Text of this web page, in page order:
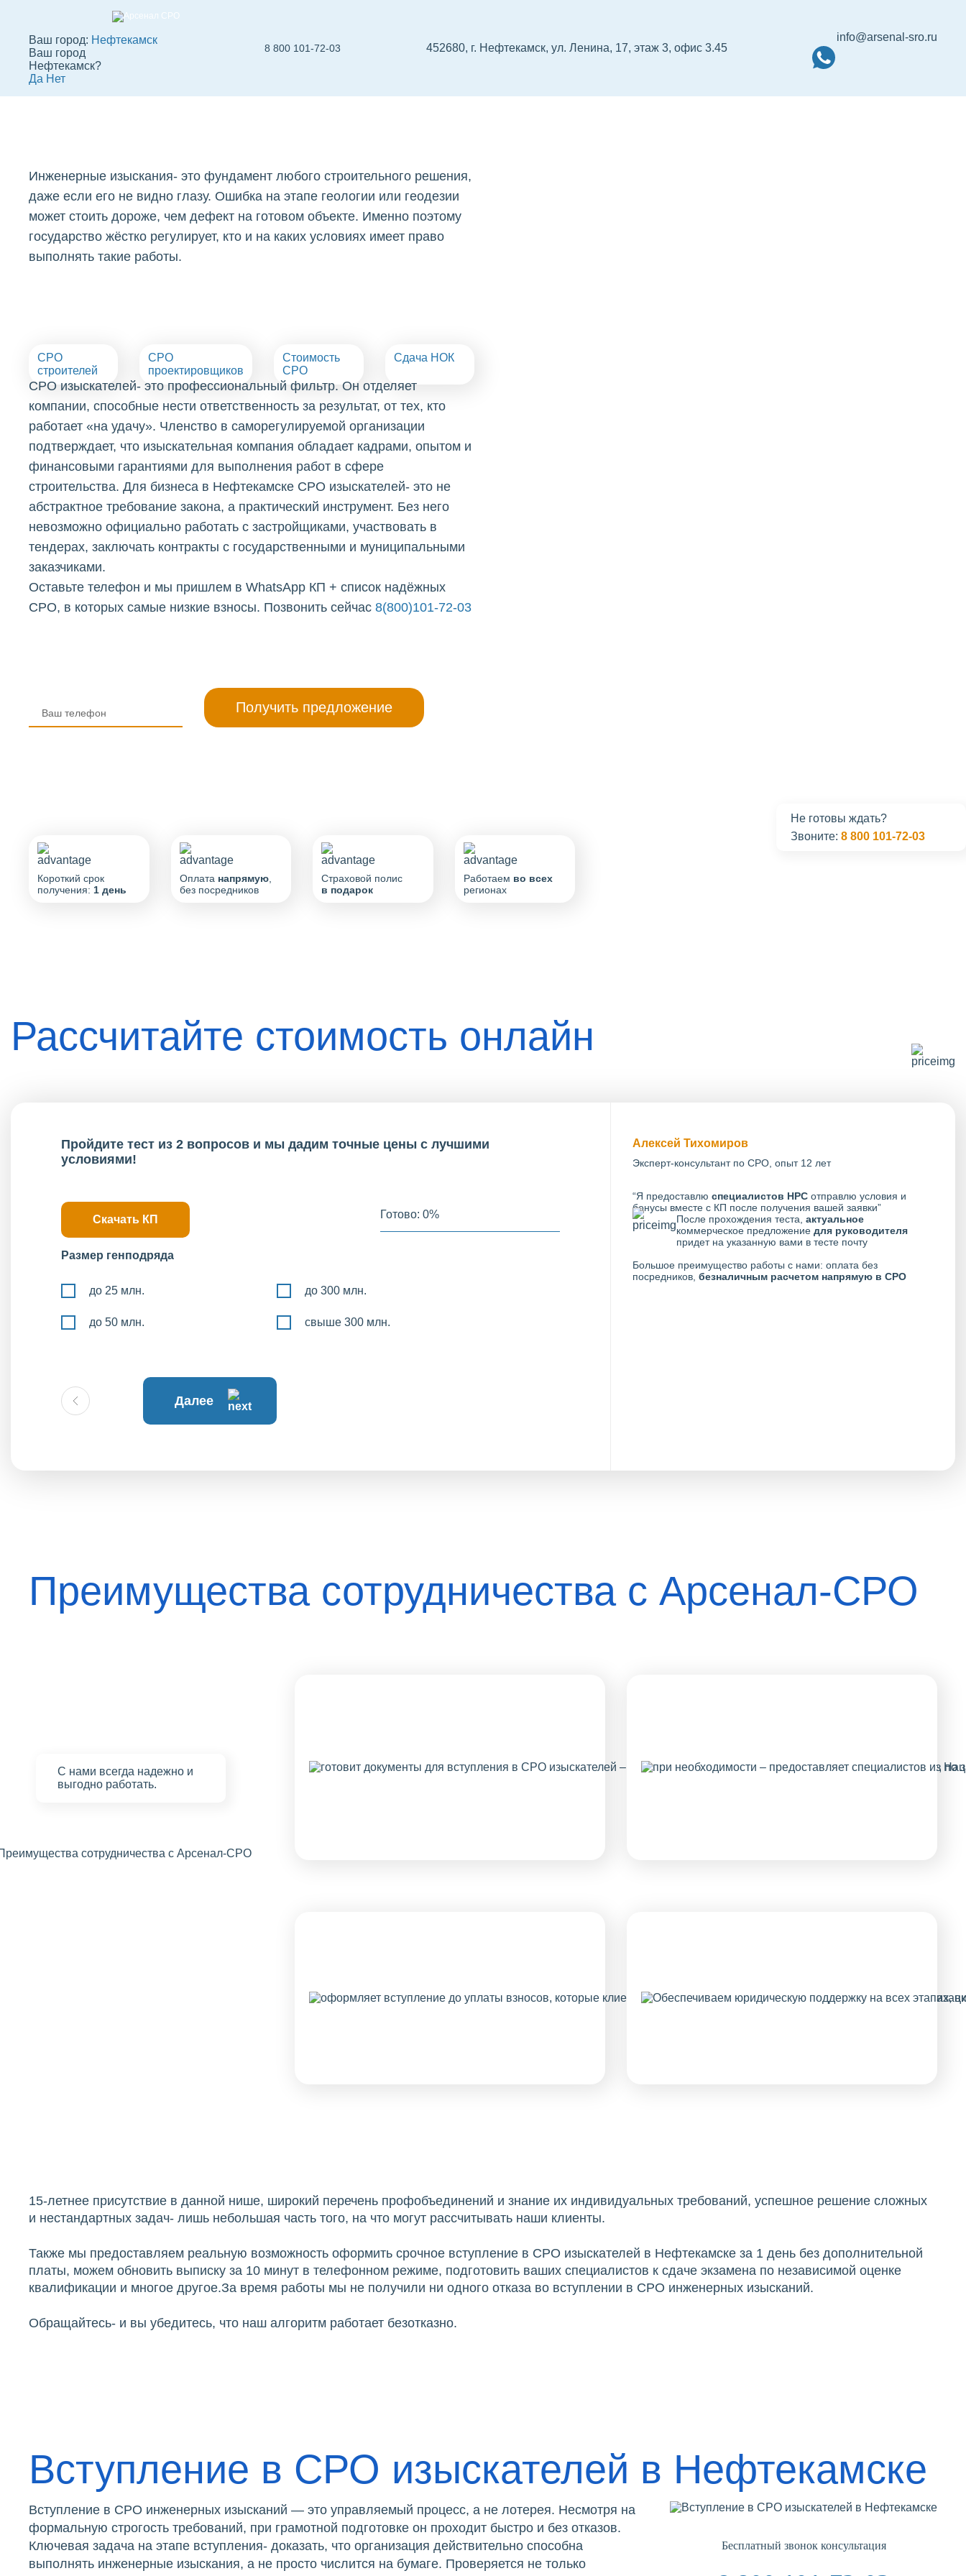
Ваш город: Нефтекамск
Ваш город
Нефтекамск?
Да Нет
8 800 101-72-03 452680, г. Нефтекамск, ул. Ленина, 17, этаж 3, офис 3.45
info@arsenal-sro.ru
СРО изыскателей в
Инженерные изыскания- это фундамент любого строительного решения,
даже если его не видно глазу. Ошибка на этапе геологии или геодезии
может стоить дороже, чем дефект на готовом объекте. Именно поэтому
государство жёстко регулирует, кто и на каких условиях имеет право
выполнять такие работы.
СРО
строителей
СРО
проектировщиков
Стоимость
СРО
Сдача НОК
СРО изыскателей- это профессиональный фильтр. Он отделяет
компании, способные нести ответственность за результат, от тех, кто
работает «на удачу». Членство в саморегулируемой организации
подтверждает, что изыскательная компания обладает кадрами, опытом и
финансовыми гарантиями для выполнения работ в сфере
строительства. Для бизнеса в Нефтекамске СРО изыскателей- это не
абстрактное требование закона, а практический инструмент. Без него
невозможно официально работать с застройщиками, участвовать в
тендерах, заключать контракты с государственными и муниципальными
заказчиками.
Оставьте телефон и мы пришлем в WhatsApp КП + список надёжных
СРО, в которых самые низкие взносы. Позвонить сейчас 8(800)101-72-03
Не готовы ждать?
Звоните: 8 800 101-72-03
Короткий срок
получения: 1 день
Оплата напрямую,
без посредников
Страховой полис
в подарок
Работаем во всех
регионах
Рассчитайте стоимость онлайн
Пройдите тест из 2 вопросов и мы дадим точные цены с лучшими
условиями!
Скачать КП Готово: 0%
Размер генподряда
до 25 млн.
до 50 млн.
до 300 млн.
свыше 300 млн.
Далее
Алексей Тихомиров
Эксперт-консультант по СРО, опыт 12 лет
“Я предоставлю специалистов НРСотправлю условия и
бонусы вместе с КП после получения вашей заявки”
После прохождения теста, актуальное
коммерческое предложение для руководителя
придет на указанную вами в тесте почту
Большое преимущество работы с нами: оплата без
посредников, безналичным расчетом напрямую в СРО
Преимущества сотрудничества с Арсенал-СРО
С нами всегда надежно и
выгодно работать.
15-летнее присутствие в данной нише, широкий перечень профобъединений и знание их индивидуальных требований, успешное решение сложных
и нестандартных задач- лишь небольшая часть того, на что могут рассчитывать наши клиенты.
Также мы предоставляем реальную возможность оформить срочное вступление в СРО изыскателей в Нефтекамске за 1 день без дополнительной
платы, можем обновить выписку за 10 минут в телефонном режиме, подготовить ваших специалистов к сдаче экзамена по независимой оценке
квалификации и многое другое.За время работы мы не получили ни одного отказа во вступлении в СРО инженерных изысканий.
Обращайтесь- и вы убедитесь, что наш алгоритм работает безотказно.
Вступление в СРО изыскателей в Нефтекамске
Бесплатный звонок консультация
Вступление в СРО инженерных изысканий — это управляемый процесс, а не лотерея. Несмотря на
формальную строгость требований, при грамотной подготовке он проходит быстро и без отказов.
Ключевая задача на этапе вступления- доказать, что организация действительно способна
выполнять инженерные изыскания, а не просто числится на бумаге. Проверяется не только